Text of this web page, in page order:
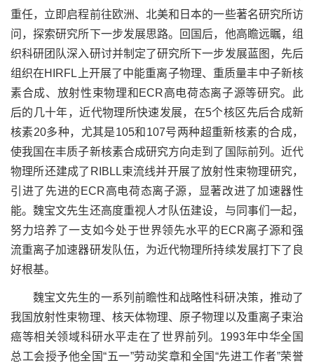
重任，立即启程前往欧洲、北美和日本的一些著名研究所访
问，探索研究所下一步发展思路。回国后，他高瞻远瞩，组
织科研团队深入研讨并制定了研究所下一步发展蓝图，先后
组织在HIRFL 上开展了中能重离子物理、重质量丰中子新核
素合成、放射性束物理和 ECR高电荷态离子源等研究。此
后的几十年，近代物理所快速发展，在5个核区先后合成新
核素20多种，尤其是105和 107号两种超重新核素的合成，
使我国在丰质子新核素合成研究方向走到了国际前列 。 近代
物理所还建成了 RIBLL束流线并开展了放射性束物理研究，
引进了先进的 ECR高电荷态离子源，显著改进了加速器性
能。魏宝文先生还高度重视人才队伍建设， 与同事们一起，
努力培养了一支如今处于世界领先水平的 ECR离子源和强
流重离子加速器研发队伍， 为近代物理所持续发展打下了良
好根基。
魏宝文先生的一系列前瞻性和战略性科研决策， 推动了
我国放射性束物理、核天体物理、原子物理以及重离子束治
癌等相关领域科研水平走在了世界前列。 1993年中华全国
总工会授予他全国“五一”劳动奖章和全国“先进工作者”荣誉